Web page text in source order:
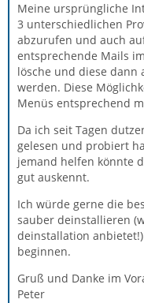
Meine ursprüngliche
3 unterschiedlichen
abzurufen und auch
entsprechende Mails
lösche und diese dann
werden. Diese
Menüs entsprechend
Da ich seit Tagen
gelesen und probiert
jemand helfen könnte
gut auskennt.
Ich würde gerne die
sauber deinstallieren
deinstallation
beginnen.
Gruß und Danke im
Peter